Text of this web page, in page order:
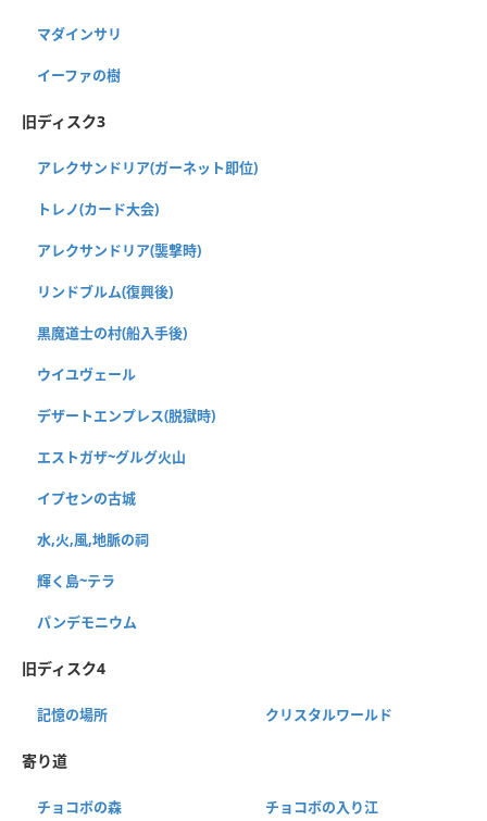
マダインサリ
イーファの樹
旧ディスク3
アレクサンドリア(ガーネット即位)
トレノ(カード大会)
アレクサンドリア(襲撃時)
リンドブルム(復興後)
黒魔道士の村(船入手後)
ウイユヴェール
デザートエンプレス(脱獄時)
エストガザ~グルグ火山
イプセンの古城
水,火,風,地脈の祠
輝く島~テラ
パンデモニウム
旧ディスク4
記憶の場所 クリスタルワールド
寄り道
チョコボの森 チョコボの入り江